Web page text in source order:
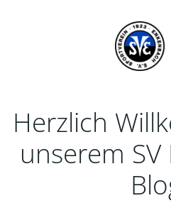
Herzlich
unserem